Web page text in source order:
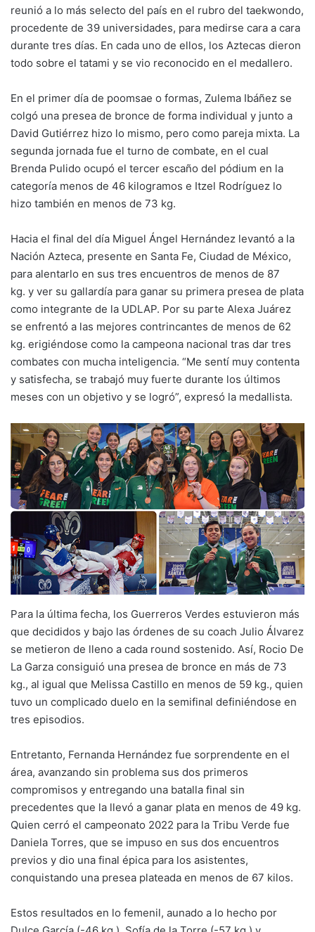
reunió a lo más selecto del país en el rubro del taekwondo,
procedente de 39 universidades, para medirse cara a cara
durante tres días. En cada uno de ellos, los Aztecas dieron
todo sobre el tatami y se vio reconocido en el medallero.
En el primer día de poomsae o formas, Zulema Ibáñez se
colgó una presea de bronce de forma individual y junto a
David Gutiérrez hizo lo mismo, pero como pareja mixta. La
segunda jornada fue el turno de combate, en el cual
Brenda Pulido ocupó el tercer escaño del pódium en la
categoría menos de 46 kilogramos e Itzel Rodríguez lo
hizo también en menos de 73 kg.
Hacia el final del día Miguel Ángel Hernández levantó a la
Nación Azteca, presente en Santa Fe, Ciudad de México,
para alentarlo en sus tres encuentros de menos de 87
kg. y ver su gallardía para ganar su primera presea de plata
como integrante de la UDLAP. Por su parte Alexa Juárez
se enfrentó a las mejores contrincantes de menos de 62
kg. erigiéndose como la campeona nacional tras dar tres
combates con mucha inteligencia. “Me sentí muy contenta
y satisfecha, se trabajó muy fuerte durante los últimos
meses con un objetivo y se logró”, expresó la medallista.
Para la última fecha, los Guerreros Verdes estuvieron más
que decididos y bajo las órdenes de su coach Julio Álvarez
se metieron de lleno a cada round sostenido. Así, Rocio De
La Garza consiguió una presea de bronce en más de 73
kg., al igual que Melissa Castillo en menos de 59 kg., quien
tuvo un complicado duelo en la semifinal definiéndose en
tres episodios.
Entretanto, Fernanda Hernández fue sorprendente en el
área, avanzando sin problema sus dos primeros
compromisos y entregando una batalla final sin
precedentes que la llevó a ganar plata en menos de 49 kg.
Quien cerró el campeonato 2022 para la Tribu Verde fue
Daniela Torres, que se impuso en sus dos encuentros
previos y dio una final épica para los asistentes,
conquistando una presea plateada en menos de 67 kilos.
Estos resultados en lo femenil, aunado a lo hecho por